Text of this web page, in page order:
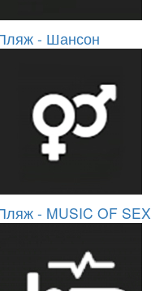
- Шансон
- MUSIC OF SEX